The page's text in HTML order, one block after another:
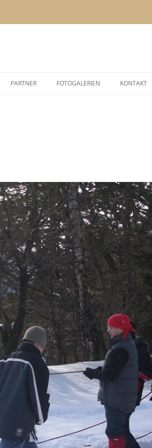
ON MY WAY
RUHE VOR DEM STURM
SILENT WHITE
WINTER SPIRIT
OBERHAUSER
HÖLLERL
PARTNER FOTOGALERIEN
MOVEMENTS AM WASSER
MOVEMENTS IM SCHNEE
MOVEMENTS IN DER WÜSTE
KONTAKT